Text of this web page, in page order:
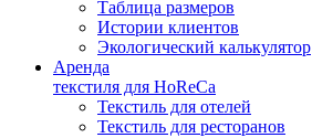
Таблица размеров
Истории клиентов
Экологический калькулятор
Аренда
текстиля для HoReCa
Текстиль для отелей
Текстиль для ресторанов